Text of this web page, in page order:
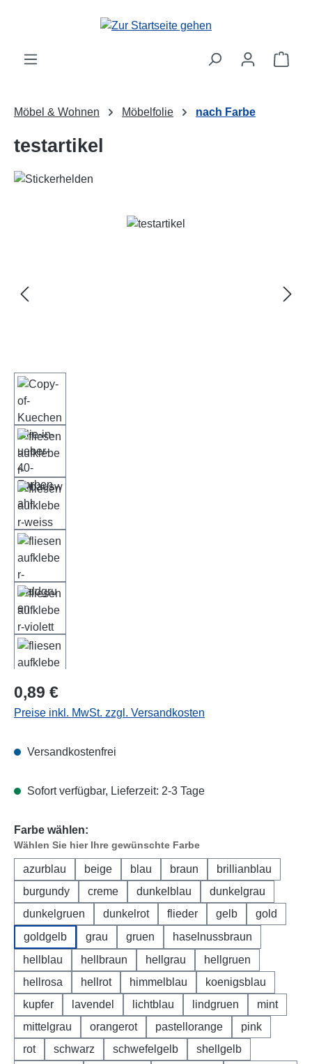
Zum Hauptinhalt springen
Möbel & Wohnen Möbelfolie nach Farbe
testartikel
Bildergalerie überspringen
Regulärer Preis:
0,89 €
Preise inkl. MwSt. zzgl. Versandkosten
Versandkostenfrei
Sofort verfügbar, Lieferzeit: 2-3 Tage
Farbe wählen:
Wählen Sie hier Ihre gewünschte Farbe
azurblau beige blau braun
brillianblau
burgundy
creme dunkelblau
dunkelgrau
dunkelgruen
dunkelrot flieder gelb
gold
goldgelb
grau gruen
haselnussbraun
hellblau
hellbraun hellgrau
hellgruen
hellrosa
hellrot himmelblau
koenigsblau
kupfer
lavendel lichtblau lindgruen
mint
mittelgrau
orangerot pastellorange
pink
rot
schwarz schwefelgelb
shellgelb